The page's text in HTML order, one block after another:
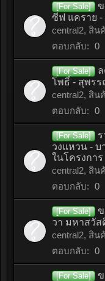
[For Sale]
ซีฟ แคราย -
central2, สิน
ตอบกลับ: 0
[For Sale]
โพธิ์ - สุพรร
central2, สิน
ตอบกลับ: 0
[For Sale]
วงแหวน - บ
ในโครงการ
central2, สิน
ตอบกลับ: 0
[For Sale]
ข
วา มหาสวัส
central2, สิน
ตอบกลับ: 0
[For Sale]